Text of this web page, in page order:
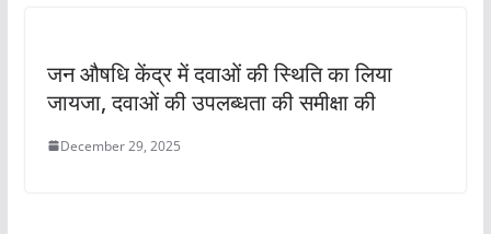
जन औषधि केंद्र में दवाओं की स्थिति का लिया
जायजा, दवाओं की उपलब्धता की समीक्षा की
December 29, 2025